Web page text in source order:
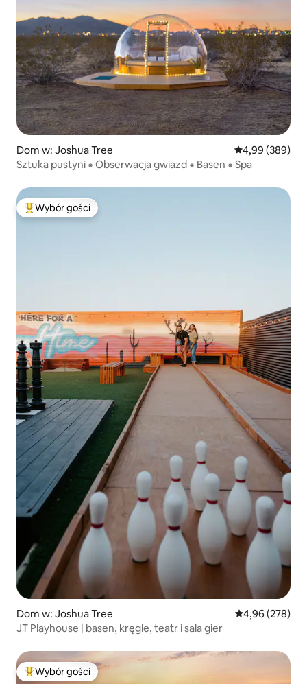
Dom w: Joshua Tree Średnia
4,99 (389)
Sztuka pustyni ⁕ Obserwacja gwiazd ⁕ Basen ⁕ Spa
Najpopularniejsze z kategorii Wybór gości
Wybór gości
Dom w: Joshua Tree Średnia
4,96 (278)
JT Playhouse | basen, kręgle, teatr i sala gier
Najpopularniejsze z kategorii Wybór gości
Wybór gości